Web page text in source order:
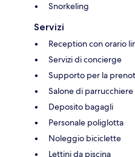
Snorkeling
Servizi
Reception con orario
Servizi di concierge
Supporto per la
Salone di parrucchiere
Deposito bagagli
Personale poliglotta
Noleggio biciclette
Lettini da piscina